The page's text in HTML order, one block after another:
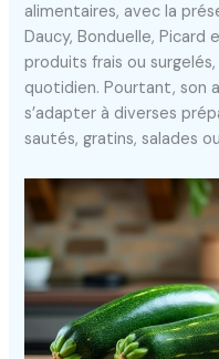
alimentaires, avec la
Daucy, Bonduelle,
produits frais ou
quotidien. Pourtant, son
s’adapter à diverses
sautés, gratins, salades